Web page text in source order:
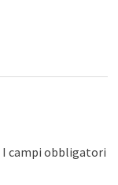
I campi obbligatori